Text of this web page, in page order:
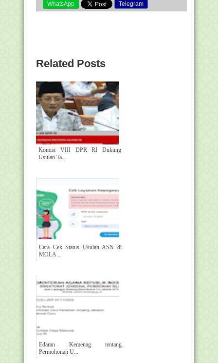
WhatsApp Telegram
Related Posts
Komisi VIII DPR RI Dukung
Usulan Ta...
Cara Cek Status Usulan ASN di
MOLA ...
Edaran Kemenag tentang
Permohonan U...